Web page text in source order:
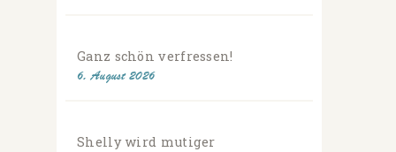
Ganz schön verfressen!
6. August 2026
Shelly wird mutiger